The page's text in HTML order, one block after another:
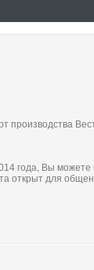
года, Вы
открыт для